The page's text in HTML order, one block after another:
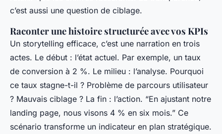
c’est aussi une question de ciblage.
Raconter une histoire structurée avec vos KPIs
Un storytelling efficace, c’est une narration en trois
actes. Le début : l’état actuel. Par exemple, un taux
de conversion à 2 %. Le milieu : l’analyse. Pourquoi
ce taux stagne-t-il ? Problème de parcours utilisateur
? Mauvais ciblage ? La fin : l’action. “En ajustant notre
landing page, nous visons 4 % en six mois.” Ce
scénario transforme un indicateur en plan stratégique.